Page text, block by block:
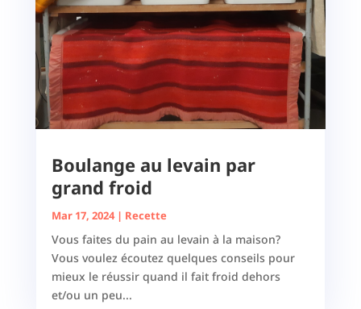
Boulange au levain par
grand froid
Mar 17, 2024| Recette
Vous faites du pain au levain à la maison?
Vous voulez écoutez quelques conseils pour
mieux le réussir quand il fait froid dehors
et/ou un peu...